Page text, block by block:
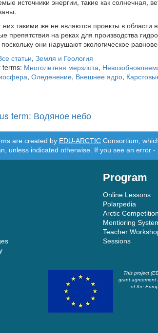
них такими же не являются проекты в области
препятствия на реках для производства
они нарушают экологическое
статьи, Земля и Геология
terms: Многолетняя мерзлота,
, Оледенение, Внешнее ядро,
term: Водяное небо
are created by EDU-ARCTIC Consortium,
unless indicated otherwise. If you see an error -
Program
Online Lessons
Polarpedia
Arctic
Montioring
Teacher
Sessions
This project
grant agreement
of the